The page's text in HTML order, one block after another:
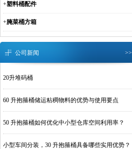
+塑料桶配件
+腌菜桶方箱
公司新闻 >>
20升堆码桶
60 升抱箍桶储运粘稠物料的优势与使用要点
50 升抱箍桶如何优化中小型仓库空间利用率？
小型车间分装，30 升抱箍桶具备哪些实用优势？